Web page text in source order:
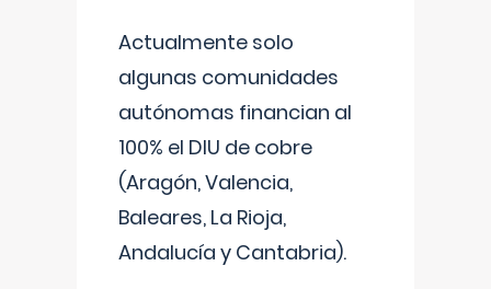
Actualmente solo
algunas comunidades
autónomas financian al
100% el DIU de cobre
(Aragón, Valencia,
Baleares, La Rioja,
Andalucía y Cantabria).